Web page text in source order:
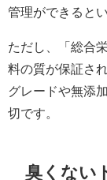
管理ができると
ただし、「総合
料の質が保証さ
グレードや無添
切です。
臭くない